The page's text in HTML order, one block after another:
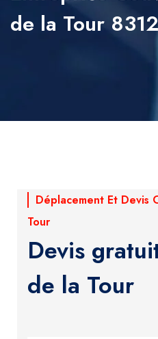
de la Tour
Déplacement Et Devis
Tour
Devis
de la Tour